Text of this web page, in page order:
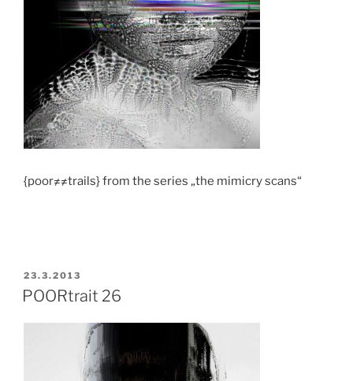
{poor≠≠trails} from the series „the mimicry scans“
VERÖFFENTLICHT
AM
23.3.2013
POORtrait 26